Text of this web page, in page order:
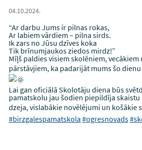
04.10.2024.
“Ar darbu Jums ir pilnas rokas,
Ar labiem vārdiem – pilna sirds.
Ik zars no Jūsu dzīves koka
Tik brīnumjaukos ziedos mirdz!”
Mīļš paldies visiem skolēniem,
pārstāvjiem, ka padarijāt mums šo
Lai gan oficiālā Skolotāju diena būs
pamatskolu jau šodien piepildīja skaistu
dzeja, vislabākie novēlējumi un košākie
#birzgalespamatskola #ogresnovads